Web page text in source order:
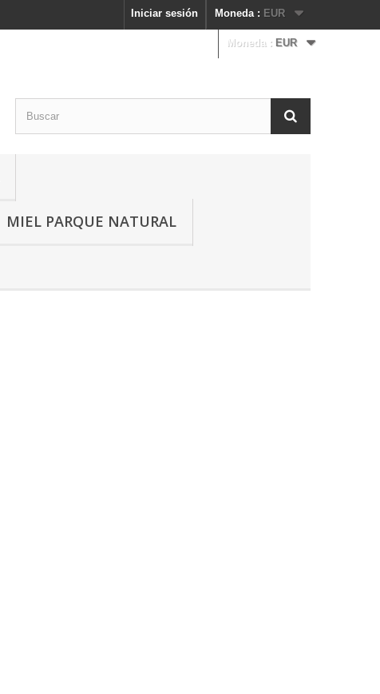
Moneda : EUR
Iniciar sesión
Moneda : EUR
MIEL PARQUE NATURAL